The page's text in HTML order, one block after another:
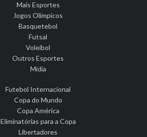
Mais Esportes
Jogos Olímpicos
Basquetebol
Futsal
Voleibol
Outros Esportes
Mídia
Futebol Internacional
Copa do Mundo
Copa América
Eliminatórias para a Copa
Libertadores